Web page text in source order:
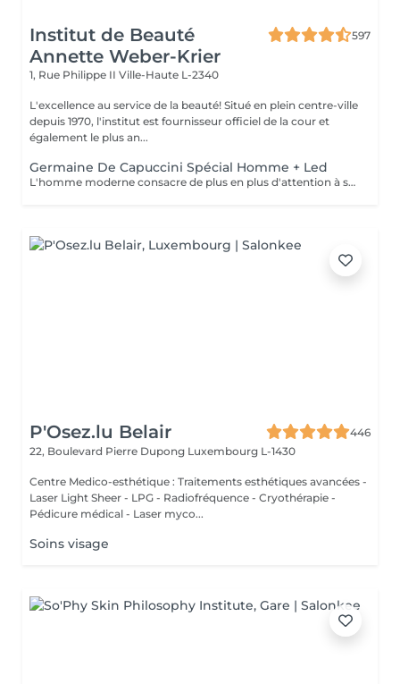
Institut de Beauté
Annette Weber-Krier
597
1, Rue Philippe II Ville-Haute L-2340
L'excellence au service de la beauté! Situé en plein centre-ville
depuis 1970, l'institut est fournisseur officiel de la cour et
également le plus an...
Germaine De Capuccini Spécial Homme + Led
L'homme moderne consacre de plus en plus d'attention à son apparence , ce soin réparateur enlève les toxines, renforce la peau , est apaisant et rafraichissant.
P'Osez.lu Belair
446
22, Boulevard Pierre Dupong Luxembourg L-1430
Centre Medico-esthétique : Traitements esthétiques avancées -
Laser Light Sheer - LPG - Radiofréquence - Cryothérapie -
Pédicure médical - Laser myco...
Soins visage